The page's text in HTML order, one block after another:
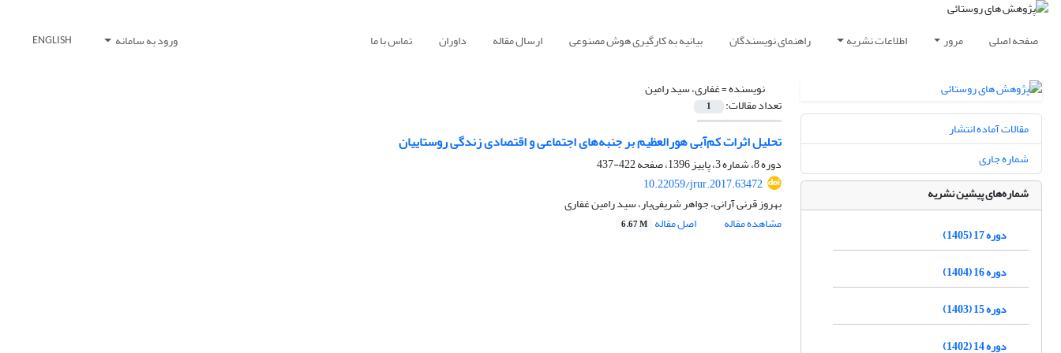
صفحه اصلی مرور اطلاعات نشریه راهنمای نویسندگان بیانیه به کارگیری هوش مصنوعی ارسال مقاله داوران تماس با ما ورود به سامانه ENGLISH
نویسنده =غفاری، سید رامین
تعداد مقالات: 1
تحلیل اثرات کم‌آبی هورالعظیم بر جنبه‌های اجتماعی و اقتصادی زندگی روستاییان
دوره 8، شماره 3، پاییز 1396، صفحه
422-437
10.22059/jrur.2017.63472
بهروز قرنی آرانی، جواهر شریفی‌یار، سید رامین غفاری
مشاهده مقاله
اصل مقاله 6.67 M
مقالات آماده انتشار
شماره جاری
شماره‌های پیشین نشریه
دوره 17 (1405)
دوره 16 (1404)
دوره 15 (1403)
دوره 14 (1402)